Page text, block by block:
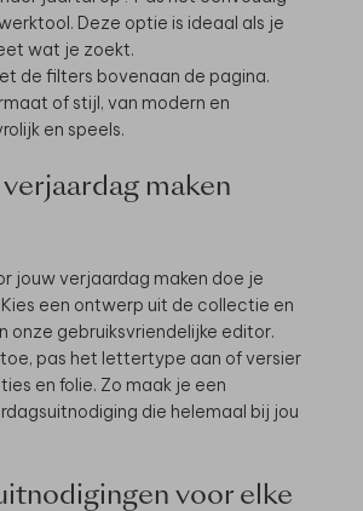
Deze optie is ideaal als je
wat je zoekt.
de filters bovenaan de pagina.
of stijl, van modern en
en speels.
maken
jouw verjaardag maken doe je
een ontwerp uit de collectie en
onze gebruiksvriendelijke editor.
pas het lettertype aan of versier
en folie. Zo maak je een
die helemaal bij jou
voor elke